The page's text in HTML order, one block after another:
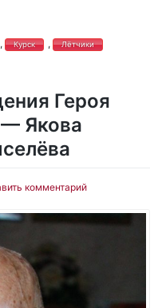
, Курск , Лётчики
Героя
Якова
комментарийon
лет
Союза